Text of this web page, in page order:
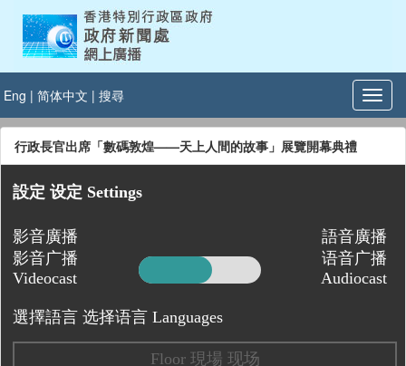
Eng | 简体中文 | 搜尋
行政長官出席「數碼敦煌——天上人間的故事」展覽開幕典禮